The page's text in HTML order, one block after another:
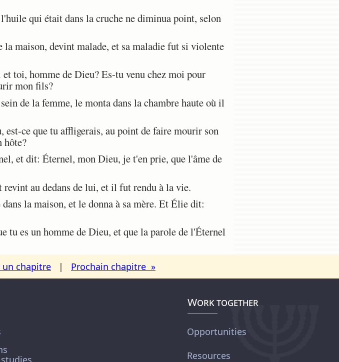
qui était dans la cruche ne diminua point, selon
maison, devint malade, et sa maladie fut si violente
toi, homme de Dieu? Es-tu venu chez moi pour
mon fils?
de la femme, le monta dans la chambre haute où il
ce que tu affligerais, au point de faire mourir son
hôte?
et dit: Éternel, mon Dieu, je t'en prie, que l'âme de
au dedans de lui, et il fut rendu à la vie.
la maison, et le donna à sa mère. Et Élie dit:
tu es un homme de Dieu, et que la parole de l'Éternel
un chapitre | Prochain chapitre »
Work together
Opportunities
Resources